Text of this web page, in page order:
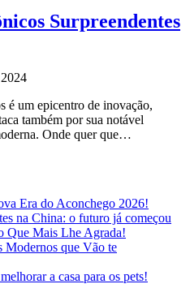
Surpreendentes
é um epicentro de inovação,
também por sua notável
Onde quer que…
Era do Aconchego 2026!
na China: o futuro já começou
Que Mais Lhe Agrada!
que Vão te
a casa para os pets!